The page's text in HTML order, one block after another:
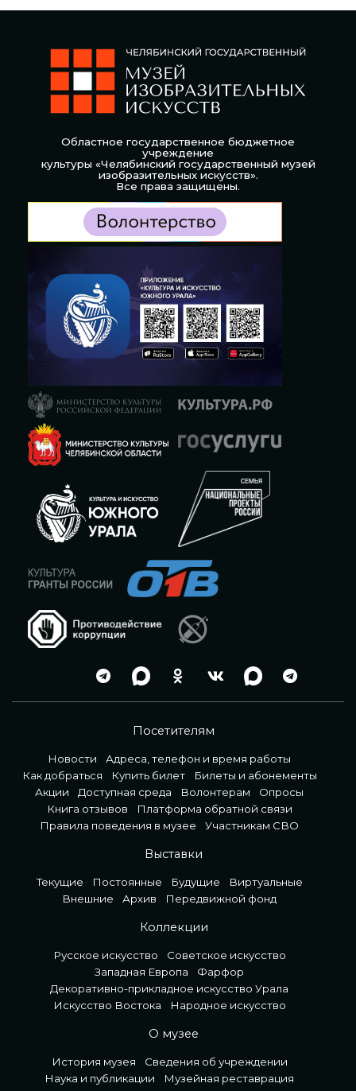
Областное государственное бюджетное
учреждение
культуры «Челябинский государственный музей
изобразительных искусств».
Все права защищены.
Посетителям
Новости
Адреса, телефон и время работы
Как добраться
Купить билет
Билеты и абонементы
Акции
Доступная среда Волонтерам
Опросы
Книга отзывов
Платформа обратной связи
Правила поведения в музее
Участникам СВО
Выставки
Текущие Постоянные Будущие
Виртуальные
Внешние
Архив Передвижной фонд
Коллекции
Русское искусство
Советское искусство
Западная Европа
Фарфор
Декоративно-прикладное искусство Урала
Искусство Востока
Народное искусство
О музее
История музея
Сведения об учреждении
Наука и публикации
Музейная реставрация